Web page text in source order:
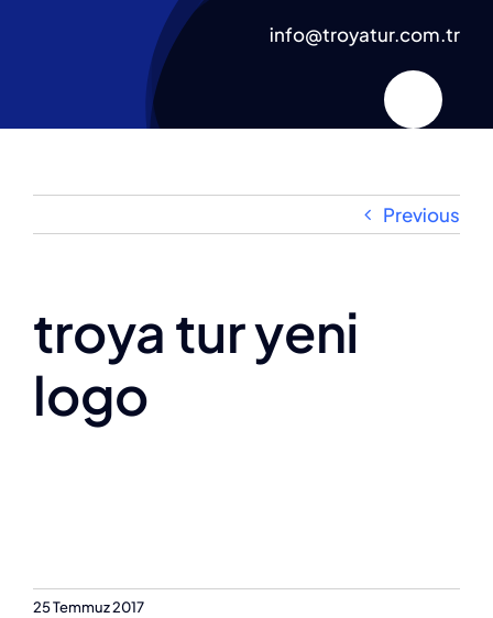
info@troyatur.com.tr
Previous
troya tur yeni
logo
25 Temmuz 2017